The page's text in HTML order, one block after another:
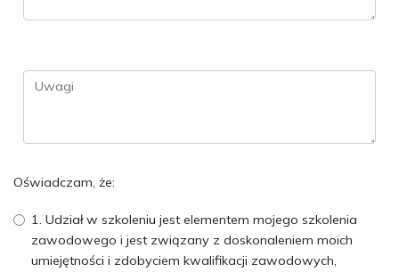
Oświadczam, że:
1. Udział w szkoleniu jest elementem mojego szkolenia
zawodowego i jest związany z doskonaleniem moich
umiejętności i zdobyciem kwalifikacji zawodowych,